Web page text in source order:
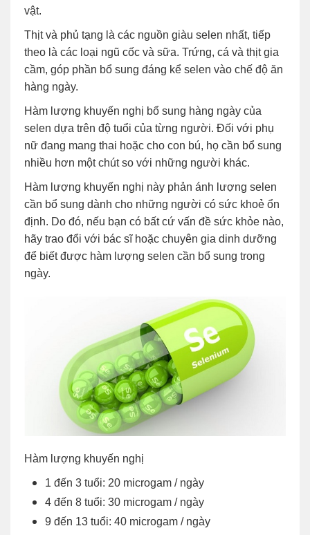
vật.
Thịt và phủ tạng là các nguồn giàu selen nhất, tiếp
theo là các loại ngũ cốc và sữa. Trứng, cá và thịt gia
cầm, góp phần bổ sung đáng kể selen vào chế độ ăn
hàng ngày.
Hàm lượng khuyến nghị bổ sung hàng ngày của
selen dựa trên độ tuổi của từng người. Đối với phụ
nữ đang mang thai hoặc cho con bú, họ cần bổ sung
nhiều hơn một chút so với những người khác.
Hàm lượng khuyến nghị này phản ánh lượng selen
cần bổ sung dành cho những người có sức khoẻ ổn
định. Do đó, nếu bạn có bất cứ vấn đề sức khỏe nào,
hãy trao đổi với bác sĩ hoặc chuyên gia dinh dưỡng
để biết được hàm lượng selen cần bổ sung trong
ngày.
Hàm lượng khuyến nghị
1 đến 3 tuổi: 20 microgam / ngày
4 đến 8 tuổi: 30 microgam / ngày
9 đến 13 tuổi: 40 microgam / ngày